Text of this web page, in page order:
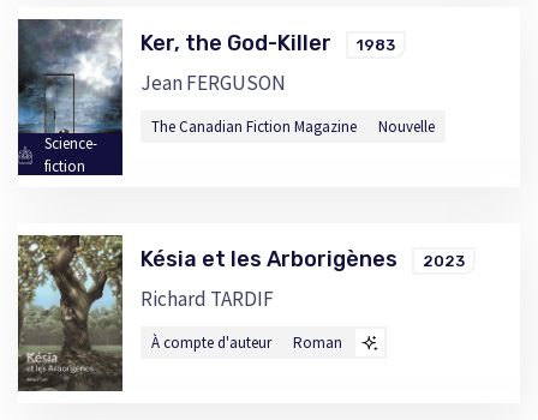
Science-
fiction
Ker, the God-Killer 1983
Jean FERGUSON
The Canadian Fiction Magazine Nouvelle
Késia et les Arborigènes 2023
Richard TARDIF
À compte d'auteur Roman